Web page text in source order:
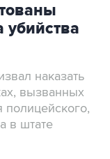
убийства
наказать
вызванных
в штате